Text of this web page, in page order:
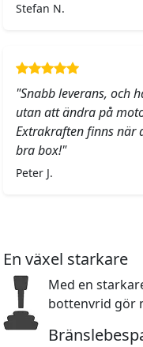
Stefan N.
"Snabb leverans, och
utan att ändra på
Extrakraften finns när
bra box!"
Peter J.
En växel starkare
Med en
bottenvrid gör